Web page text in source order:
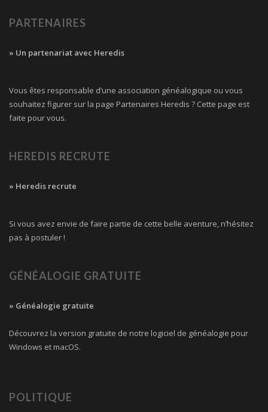
PARTENAIRES
» Un partenariat avec Heredis
Vous êtes responsable d’une association généalogique ou vous
souhaitez figurer sur la page Partenaires Heredis ? Cette page est
faite pour vous.
HEREDIS RECRUTE
» Heredis recrute
Si vous avez envie de faire partie de cette belle aventure, n’hésitez
pas à postuler !
GÉNÉALOGIE GRATUITE
» Généalogie gratuite
Découvrez la version gratuite de notre logiciel de généalogie pour
Windows et macOS.
POLITIQUE